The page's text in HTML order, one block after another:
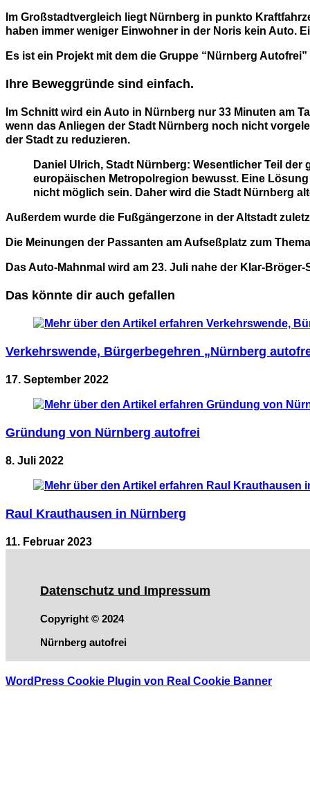
Im Großstadtvergleich liegt Nürnberg in punkto
haben immer weniger Einwohner in der Noris kein Auto.
Es ist ein Projekt mit dem die Gruppe “Nürnberg
Ihre Beweggründe sind einfach.
Im Schnitt wird ein Auto in Nürnberg nur 33 Minuten am
wenn das Anliegen der Stadt Nürnberg noch nicht
der Stadt zu reduzieren.
Daniel Ulrich, Stadt Nürnberg: Wesentlicher Teil
europäischen Metropolregion bewusst. Eine
nicht möglich sein. Daher wird die Stadt Nürnberg
Außerdem wurde die Fußgängerzone in der Altstadt
Die Meinungen der Passanten am Aufseßplatz zum
Das Auto-Mahnmal wird am 23. Juli nahe der Klar-
Das könnte dir auch gefallen
Verkehrswende, Bürgerbegehren „Nürnberg
17. September 2022
Gründung von Nürnberg autofrei
8. Juli 2022
Raul Krauthausen in Nürnberg
11. Februar 2023
Datenschutz und Impressum
Copyright © 2024
Nürnberg autofrei
WordPress Cookie Plugin von Real Cookie Banner